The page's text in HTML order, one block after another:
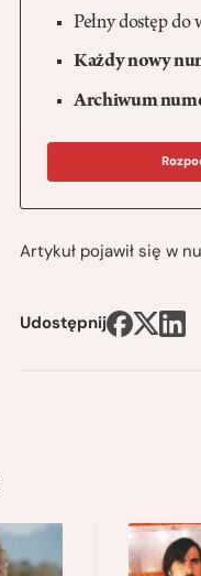
Pełny dostęp do
Każdy nowy
Archiwum
Artykuł pojawił się w
Udostępnij